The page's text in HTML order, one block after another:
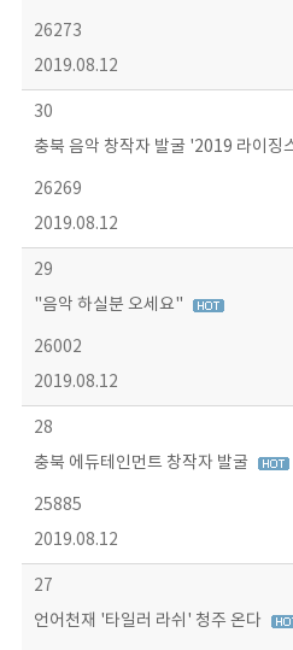
26273
2019.08.12
30
충북 음악 창작자 발굴 '2019 라이징
26269
2019.08.12
29
"음악 하실분 오세요"
26002
2019.08.12
28
충북 에듀테인먼트 창작자 발굴
25885
2019.08.12
27
언어천재 '타일러 라쉬' 청주 온다